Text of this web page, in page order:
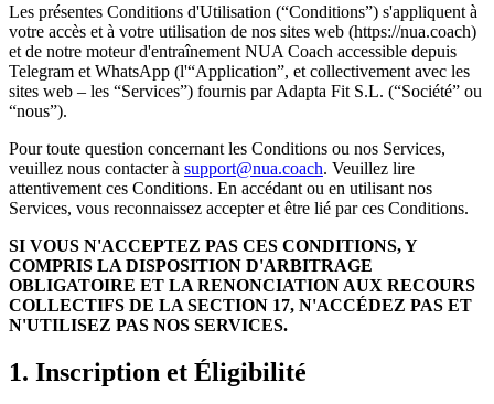
Les présentes Conditions d'Utilisation (“Conditions”) s'appliquent à
votre accès et à votre utilisation de nos sites web (https://nua.coach)
et de notre moteur d'entraînement NUA Coach accessible depuis
Telegram et WhatsApp (l'“Application”, et collectivement avec les
sites web – les “Services”) fournis par Adapta Fit S.L. (“Société” ou
“nous”).
Pour toute question concernant les Conditions ou nos Services,
veuillez nous contacter à support@nua.coach. Veuillez lire
attentivement ces Conditions. En accédant ou en utilisant nos
Services, vous reconnaissez accepter et être lié par ces Conditions.
SI VOUS N'ACCEPTEZ PAS CES CONDITIONS, Y
COMPRIS LA DISPOSITION D'ARBITRAGE
OBLIGATOIRE ET LA RENONCIATION AUX RECOURS
COLLECTIFS DE LA SECTION 17, N'ACCÉDEZ PAS ET
N'UTILISEZ PAS NOS SERVICES.
1. Inscription et Éligibilité